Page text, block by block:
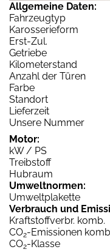
Allgemeine Daten:
Fahrzeugtyp
Karosserieform
Erst-Zul.
Getriebe
Kilometerstand
Anzahl der Türen
Farbe
Standort
Lieferzeit
Unsere Nummer
Motor:
kW / PS
Treibstoff
Hubraum
Umweltnormen:
Umweltplakette
Verbrauch und
Kraftstoffverbr. komb.
CO2-Emissionen
CO2-Klasse